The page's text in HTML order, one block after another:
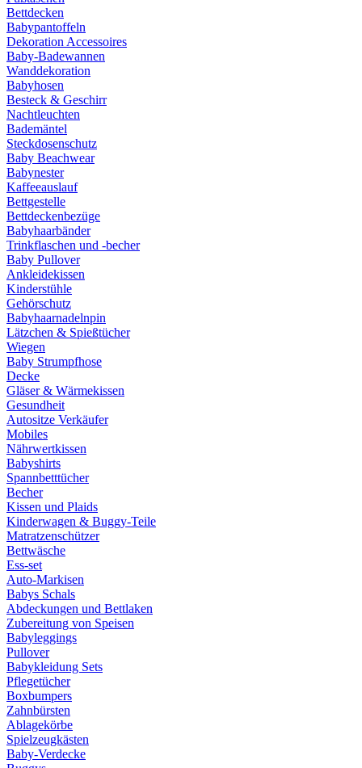
Bettdecken
Babypantoffeln
Dekoration Accessoires
Baby-Badewannen
Wanddekoration
Babyhosen
Besteck & Geschirr
Nachtleuchten
Bademäntel
Steckdosenschutz
Baby Beachwear
Babynester
Kaffeeauslauf
Bettgestelle
Bettdeckenbezüge
Babyhaarbänder
Trinkflaschen und -becher
Baby Pullover
Ankleidekissen
Kinderstühle
Gehörschutz
Babyhaarnadelnpin
Lätzchen & Spießtücher
Wiegen
Baby Strumpfhose
Decke
Gläser & Wärmekissen
Gesundheit
Autositze Verkäufer
Mobiles
Nährwertkissen
Babyshirts
Spannbetttücher
Becher
Kissen und Plaids
Kinderwagen & Buggy-Teile
Matratzenschützer
Bettwäsche
Ess-set
Auto-Markisen
Babys Schals
Abdeckungen und Bettlaken
Zubereitung von Speisen
Babyleggings
Pullover
Babykleidung Sets
Pflegetücher
Boxbumpers
Zahnbürsten
Ablagekörbe
Spielzeugkästen
Baby-Verdecke